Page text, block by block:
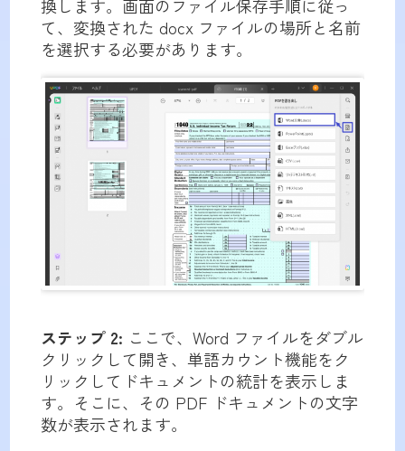
換します。画面のファイル保存手順に従っ
て、変換された docx ファイルの場所と名前
を選択する必要があります。
ステップ 2: ここで、Word ファイルをダブル
クリックして開き、単語カウント機能をク
リックしてドキュメントの統計を表示しま
す。そこに、その PDF ドキュメントの文字
数が表示されます。